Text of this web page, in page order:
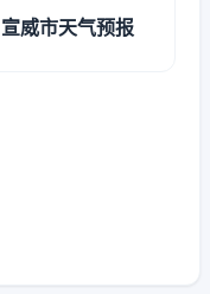
宣威市天气预报